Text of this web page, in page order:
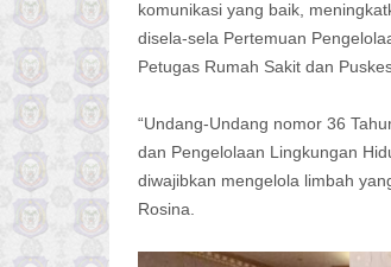
komunikasi yang baik,
disela-sela Pertemuan
Petugas Rumah Sakit dan
“Undang-Undang nomor 36
dan Pengelolaan Lingkungan
diwajibkan mengelola limbah
Rosina.